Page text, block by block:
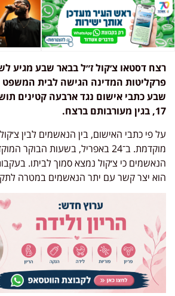
רצח דסטאו צ׳קול ז״ל בבאר שבע מגיע
פרקליטות המדינה הגישה לבית המשפט
17, בגין מעורבותם ברצח.
על פי כתבי האישום, בין הנאשמים לבין
מוקדמת. ב־24 באפריל, בשעות
הנאשמים כי צ׳קול נמצא סמוך לביתו.
הוא יצר קשר עם יתר הנאשמים במטרה